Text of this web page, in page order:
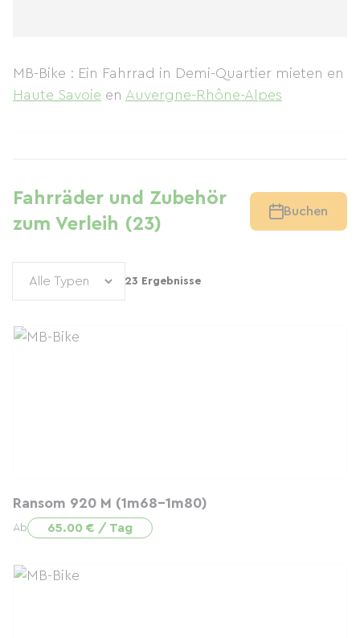
MB-Bike : Ein Fahrrad in Demi-Quartier mieten en
Haute Savoie en Auvergne-Rhône-Alpes
Fahrräder und Zubehör
zum Verleih (23)
Buchen
23 Ergebnisse
Ransom 920 M (1m68-1m80)
Ab 65.00 € / Tag